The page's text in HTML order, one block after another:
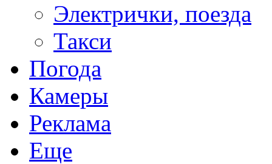
Электрички, поезда
Такси
Погода
Камеры
Реклама
Еще